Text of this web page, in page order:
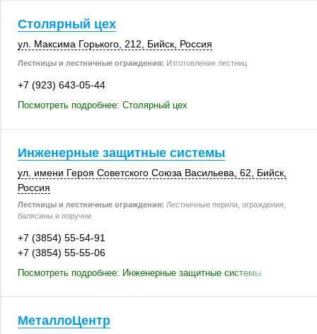
Столярный цех
ул. Максима Горького, 212 Бийск Россия
Лестницы и лестничные ограждения: Изготовление лестниц
+7 (923) 643-05-44
Посмотреть подробнее: Столярный цех
Инженерные защитные системы
ул. имени Героя Советского Союза Васильева, 62, Бийск
Россия
Лестницы и лестничные ограждения: Лестничные перила, ограждения,
балясины и поручни
+7 (3854) 55-54-91
+7 (3854) 55-55-06
Посмотреть подробнее: Инженерные защитные системы
МеталлоЦентр